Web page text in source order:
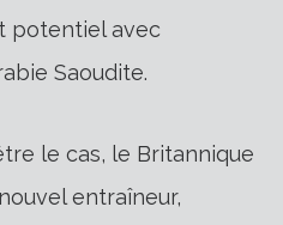
potentiel avec
Saoudite.
le cas, le Britannique
entraîneur,